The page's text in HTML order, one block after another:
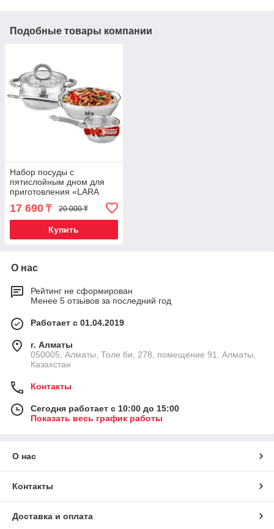
Подобные товары компании
Набор посуды с
пятислойным дном для
приготовления «LARA
BELL» + сотейник в
подарок
17 690 ₸ 20 000 ₸
Купить
О нас
Рейтинг не сформирован
Менее 5 отзывов за последний год
Работает с 01.04.2019
г. Алматы
050005, Алматы, Толе би, 278, помещение 91, Алматы,
Казахстан
Контакты
Сегодня работает с 10:00 до 15:00
Показать весь график работы
О нас
Контакты
Доставка и оплата